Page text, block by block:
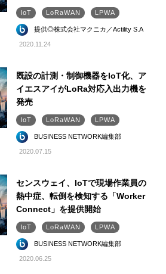
IoT LoRaWAN LPWA
提供◎株式会社マクニカ／Actility S.A
2020.11.24
既設の計測・制御機器をIoT化、ア
イエスアイがLoRa対応入出力機を
発売
IoT LoRaWAN LPWA
BUSINESS NETWORK編集部
2020.07.15
センスウェイ、IoTで現場作業員の
熱中症、転倒を検知する「Worker
Connect」を提供開始
IoT LoRaWAN LPWA
BUSINESS NETWORK編集部
2020.06.25